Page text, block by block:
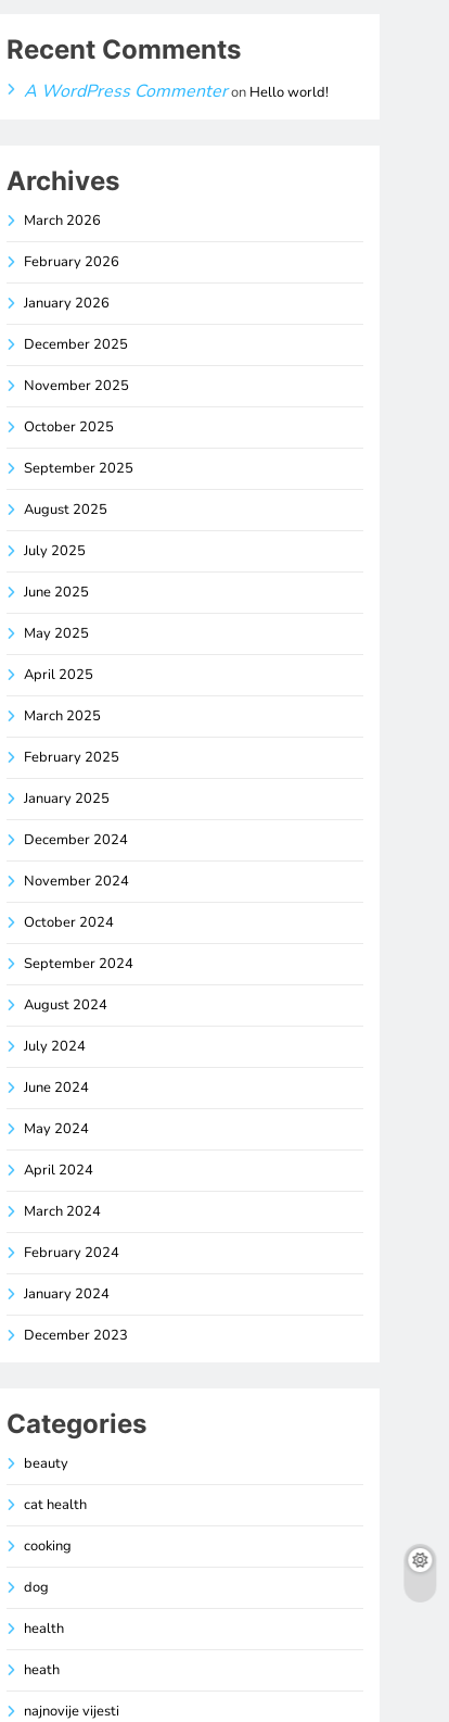
Recent Comments
A WordPress Commenteron Hello world!
Archives
March 2026
February 2026
January 2026
December 2025
November 2025
October 2025
September 2025
August 2025
July 2025
June 2025
May 2025
April 2025
March 2025
February 2025
January 2025
December 2024
November 2024
October 2024
September 2024
August 2024
July 2024
June 2024
May 2024
April 2024
March 2024
February 2024
January 2024
December 2023
Categories
beauty
cat health
cooking
dog
health
heath
najnovije vijesti